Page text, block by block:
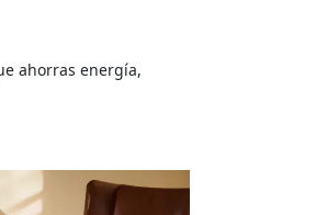
ahorras energía,